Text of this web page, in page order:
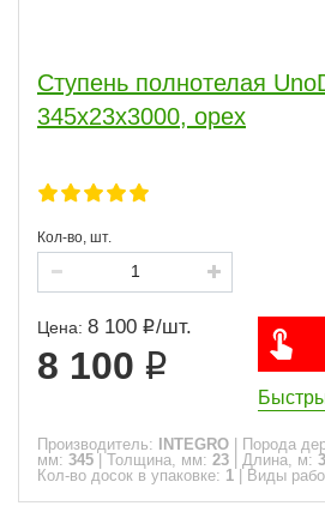
Ступень полнотелая
345х23х3000, орех
Кол-во, шт.
Цена: 8 100 /шт.
8 100
Производитель: INTEGRO Порода
мм: 345 Толщина, мм: 23 Длина, м: 3
Кол-во досок в упаковке: 1 Виды